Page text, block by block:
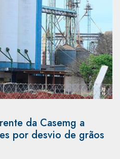
da Casemg a
por desvio de grãos